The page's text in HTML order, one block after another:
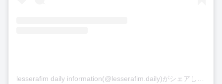
lesserafim daily information(@lesserafim.daily)がシェアした投稿